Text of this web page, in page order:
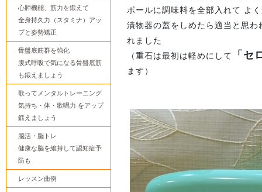
ボールに調味料を全部入れて よ
漬物器の蓋をしめたら適当と思
れました
（重石は最初は軽めにして
「セ
ます）
心肺機能、筋力を鍛えて
全身持久力（スタミナ）アッ
プと姿勢矯正
骨盤底筋群を強化
腹式呼吸で気になる骨盤底筋
も鍛えましょう
歌ってメンタルトレーニング
気持ち・体・歌唱力 をアップ
鍛えましょう
脳活・脳トレ
健康な脳を維持して認知症予
防も
レッスン曲例